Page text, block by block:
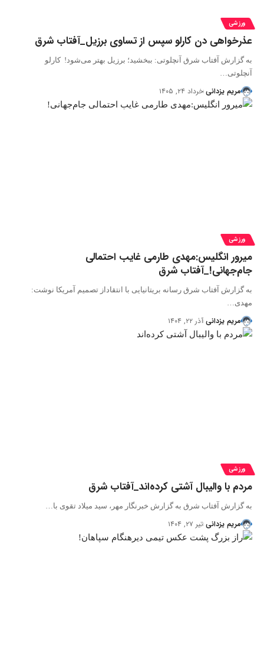
ورزشی
عذرخواهی دن کارلو سپس از تساوی برزیل_آفتاب شرق
به گزارش آفتاب شرق آنچلوتی: ببخشید؛ برزیل بهتر می‌شود! کارلو
آنچلوتی…
مریم یزدانی خرداد ۲۴, ۱۴۰۵
ورزشی
میرور انگلیس:مهدی طارمی غایب احتمالی
جام‌جهانی!_آفتاب شرق
به گزارش آفتاب شرق رسانه بریتانیایی با انتقاداز تصمیم آمریکا نوشت:
مهدی…
مریم یزدانی آذر ۲۲, ۱۴۰۴
ورزشی
مردم با والیبال آشتی کرده‌اند_آفتاب شرق
به گزارش آفتاب شرق به گزارش خبرنگار مهر، سید میلاد تقوی با…
مریم یزدانی تیر ۲۷, ۱۴۰۴